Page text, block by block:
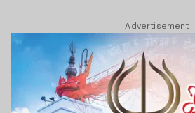
Advertisement